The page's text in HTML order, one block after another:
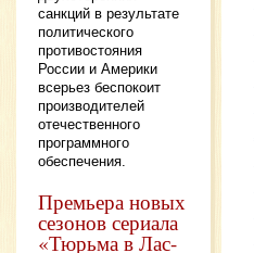
санкций в результате
политического
противостояния
России и Америки
всерьез беспокоит
производителей
отечественного
программного
обеспечения.
Премьера новых
сезонов сериала
«Тюрьма в Лас-